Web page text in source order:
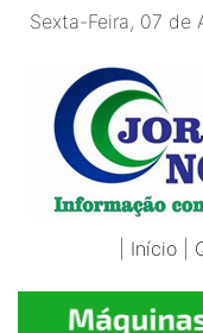
Sexta-Feira, 07 de
Início